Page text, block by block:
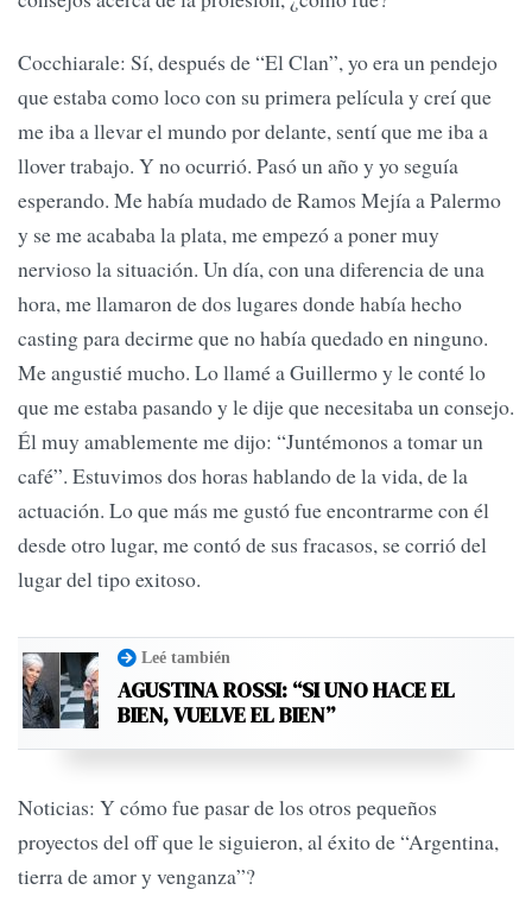
Cocchiarale: Sí, después de “El Clan”, yo era un pendejo
que estaba como loco con su primera película y creí que
me iba a llevar el mundo por delante, sentí que me iba a
llover trabajo. Y no ocurrió. Pasó un año y yo seguía
esperando. Me había mudado de Ramos Mejía a Palermo
y se me acababa la plata, me empezó a poner muy
nervioso la situación. Un día, con una diferencia de una
hora, me llamaron de dos lugares donde había hecho
casting para decirme que no había quedado en ninguno.
Me angustié mucho. Lo llamé a Guillermo y le conté lo
que me estaba pasando y le dije que necesitaba un consejo.
Él muy amablemente me dijo: “Juntémonos a tomar un
café”. Estuvimos dos horas hablando de la vida, de la
actuación. Lo que más me gustó fue encontrarme con él
desde otro lugar, me contó de sus fracasos, se corrió del
lugar del tipo exitoso.
Leé también
AGUSTINA ROSSI: “SI UNO HACE EL
BIEN, VUELVE EL BIEN”
Noticias: Y cómo fue pasar de los otros pequeños
proyectos del off que le siguieron, al éxito de “Argentina,
tierra de amor y venganza”?